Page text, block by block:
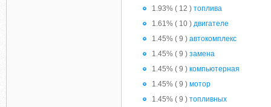
1.93% ( 12 ) топлива
1.61% ( 10 ) двигателе
1.45% ( 9 ) автокомплекс
1.45% ( 9 ) замена
1.45% ( 9 ) компьютерная
1.45% ( 9 ) мотор
1.45% ( 9 ) топливных